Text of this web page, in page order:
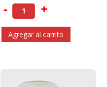
- +
Agregar al carrito